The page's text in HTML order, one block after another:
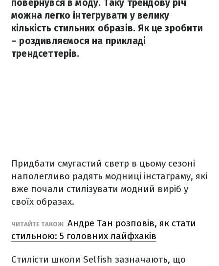
повернувся в моду. Таку трендову річ
можна легко інтегрувати у велику
кількість стильних образів. Як це зробити
– роздивляємося на прикладі
трендсеттерів.
Придбати смугастий светр в цьому сезоні
наполегливо радять модниці інстаграму, які
вже почали стилізувати модний виріб у
своїх образах.
ЧИТАЙТЕ ТАКОЖ Андре Тан розповів, як стати
стильною: 5 головних лайфхаків
Стилісти школи Selfish зазначають, що